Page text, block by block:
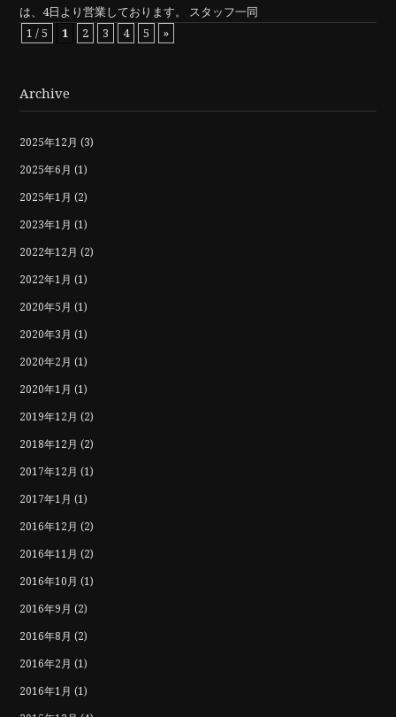
は、4日より営業しております。 スタッフ一同
1 / 5
1 2 3 4 5 »
Archive
2025年12月 (3)
2025年6月 (1)
2025年1月 (2)
2023年1月 (1)
2022年12月 (2)
2022年1月 (1)
2020年5月 (1)
2020年3月 (1)
2020年2月 (1)
2020年1月 (1)
2019年12月 (2)
2018年12月 (2)
2017年12月 (1)
2017年1月 (1)
2016年12月 (2)
2016年11月 (2)
2016年10月 (1)
2016年9月 (2)
2016年8月 (2)
2016年2月 (1)
2016年1月 (1)